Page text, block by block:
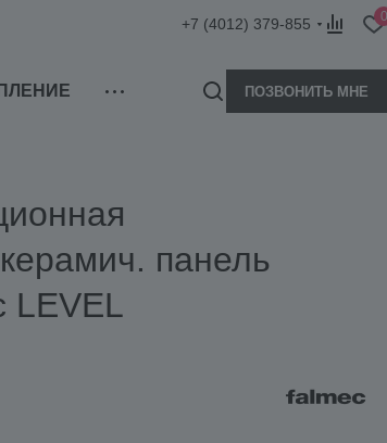
+7 (4012) 379-855 0
ПОЗВОНИТЬ МНЕ
панель
LEVEL